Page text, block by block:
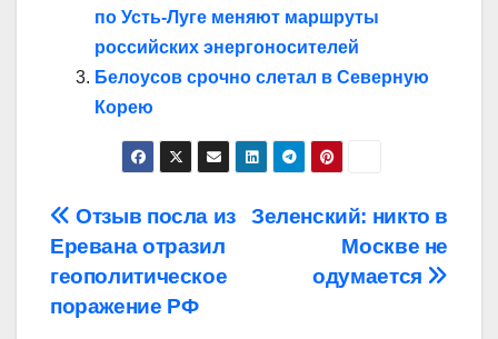
по Усть‑Луге меняют маршруты
российских энергоносителей
Белоусов срочно слетал в Северную
Корею
Навигация
по
записям
Зеленский: никто в
Москве не
одумается
Отзыв посла из
Еревана отразил
геополитическое
поражение РФ